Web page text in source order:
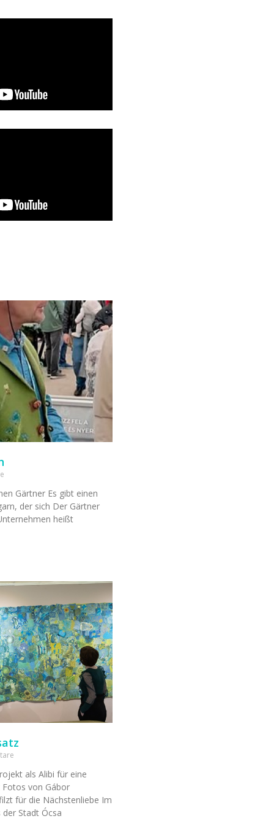
Gärtner Es gibt einen
der sich Der Gärtner
heißt
als Alibi für eine
von Gábor
für die Nächstenliebe Im
Stadt Ócsa